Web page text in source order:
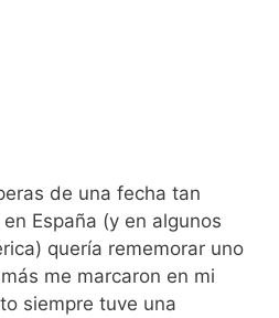
de una fecha tan
España (y en algunos
quería rememorar uno
me marcaron en mi
siempre tuve una